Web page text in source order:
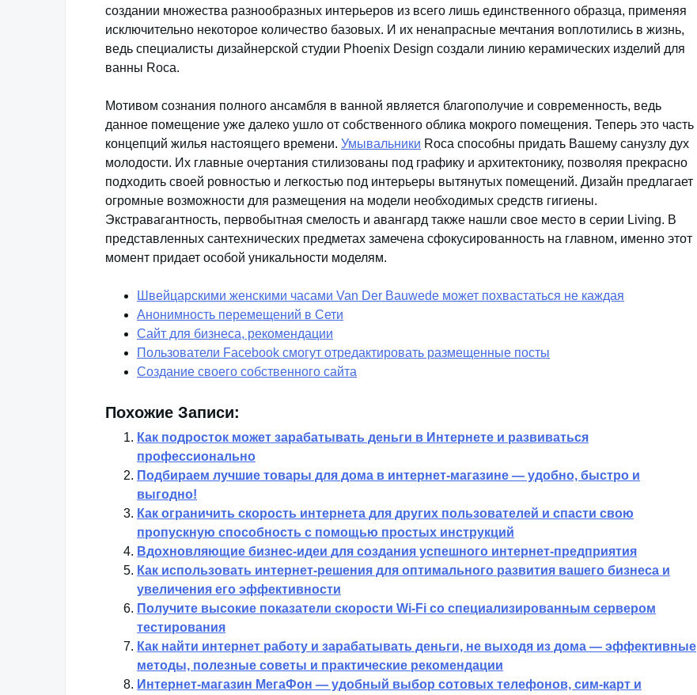
создании множества разнообразных интерьеров из всего лишь единственного образца, применяя
исключительно некоторое количество базовых. И их ненапрасные мечтания воплотились в жизнь,
ведь специалисты дизайнерской студии Phoenix Design создали линию керамических изделий для
ванны Roca.
Мотивом сознания полного ансамбля в ванной является благополучие и современность, ведь
данное помещение уже далеко ушло от собственного облика мокрого помещения. Теперь это часть
концепций жилья настоящего времени. Умывальники Roca способны придать Вашему санузлу дух
молодости. Их главные очертания стилизованы под графику и архитектонику, позволяя прекрасно
подходить своей ровностью и легкостью под интерьеры вытянутых помещений. Дизайн предлагает
огромные возможности для размещения на модели необходимых средств гигиены.
Экстравагантность, первобытная смелость и авангард также нашли свое место в серии Living. В
представленных сантехнических предметах замечена сфокусированность на главном, именно этот
момент придает особой уникальности моделям.
Швейцарскими женскими часами Van Der Bauwede может похвастаться не каждая
Анонимность перемещений в Сети
Сайт для бизнеса, рекомендации
Пользователи Facebook смогут отредактировать размещенные посты
Создание своего собственного сайта
Похожие Записи:
Как подросток может зарабатывать деньги в Интернете и развиваться
профессионально
Подбираем лучшие товары для дома в интернет-магазине — удобно, быстро и
выгодно!
Как ограничить скорость интернета для других пользователей и спасти свою
пропускную способность с помощью простых инструкций
Вдохновляющие бизнес-идеи для создания успешного интернет-предприятия
Как использовать интернет-решения для оптимального развития вашего бизнеса и
увеличения его эффективности
Получите высокие показатели скорости Wi-Fi со специализированным сервером
тестирования
Как найти интернет работу и зарабатывать деньги, не выходя из дома — эффективные
методы, полезные советы и практические рекомендации
Интернет-магазин МегаФон — удобный выбор сотовых телефонов, сим-карт и